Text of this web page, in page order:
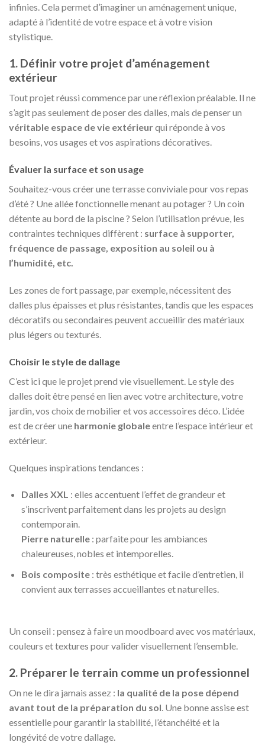
infinies. Cela permet d’imaginer un aménagement unique,
adapté à l’identité de votre espace et à votre vision
stylistique.
1. Définir votre projet d’aménagement
extérieur
Tout projet réussi commence par une réflexion préalable. Il ne
s’agit pas seulement de poser des dalles, mais de penser un
véritable espace de vie extérieurqui réponde à vos
besoins, vos usages et vos aspirations décoratives.
Évaluer la surface et son usage
Souhaitez-vous créer une terrasse conviviale pour vos repas
d’été ? Une allée fonctionnelle menant au potager ? Un coin
détente au bord de la piscine ? Selon l’utilisation prévue, les
contraintes techniques diffèrent : surface à supporter,
fréquence de passage, exposition au soleil ou à
l’humidité, etc.
Les zones de fort passage, par exemple, nécessitent des
dalles plus épaisses et plus résistantes, tandis que les espaces
décoratifs ou secondaires peuvent accueillir des matériaux
plus légers ou texturés.
Choisir le style de dallage
C’est ici que le projet prend vie visuellement. Le style des
dalles doit être pensé en lien avec votre architecture, votre
jardin, vos choix de mobilier et vos accessoires déco. L’idée
est de créer une harmonie globaleentre l’espace intérieur et
extérieur.
Quelques inspirations tendances :
Dalles XXL : elles accentuent l’effet de grandeur et
s’inscrivent parfaitement dans les projets au design
contemporain.
Pierre naturelle: parfaite pour les ambiances
chaleureuses, nobles et intemporelles.
Bois composite: très esthétique et facile d’entretien, il
convient aux terrasses accueillantes et naturelles.
Un conseil : pensez à faire un moodboard avec vos matériaux,
couleurs et textures pour valider visuellement l’ensemble.
2. Préparer le terrain comme un professionnel
On ne le dira jamais assez : la qualité de la pose dépend
avant tout de la préparation du sol. Une bonne assise est
essentielle pour garantir la stabilité, l’étanchéité et la
longévité de votre dallage.